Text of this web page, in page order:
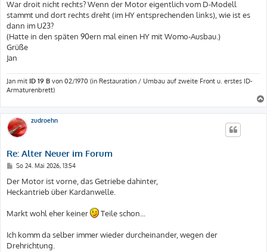
War droit nicht rechts? Wenn der Motor eigentlich vom D-Modell
stammt und dort rechts dreht (im HY entsprechenden links), wie ist es
dann im U23?
(Hatte in den späten 90ern mal einen HY mit Womo-Ausbau.)
Grüße
Jan
Jan mit ID 19 B von 02/1970 (in Restauration / Umbau auf zweite Front u. erstes ID-
Armaturenbrett)
zudroehn
Re: Alter Neuer im Forum
B
i
t
r
So 24. Mai 2026, 13:54
Der Motor ist vorne, das Getriebe dahinter,
Heckantrieb über Kardanwelle.
Markt wohl eher keiner Teile schon...
Ich komm da selber immer wieder durcheinander, wegen der
Drehrichtung.